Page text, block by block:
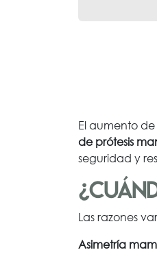
El aumento
de prótesis
seguridad y
Las razones
Asimetría